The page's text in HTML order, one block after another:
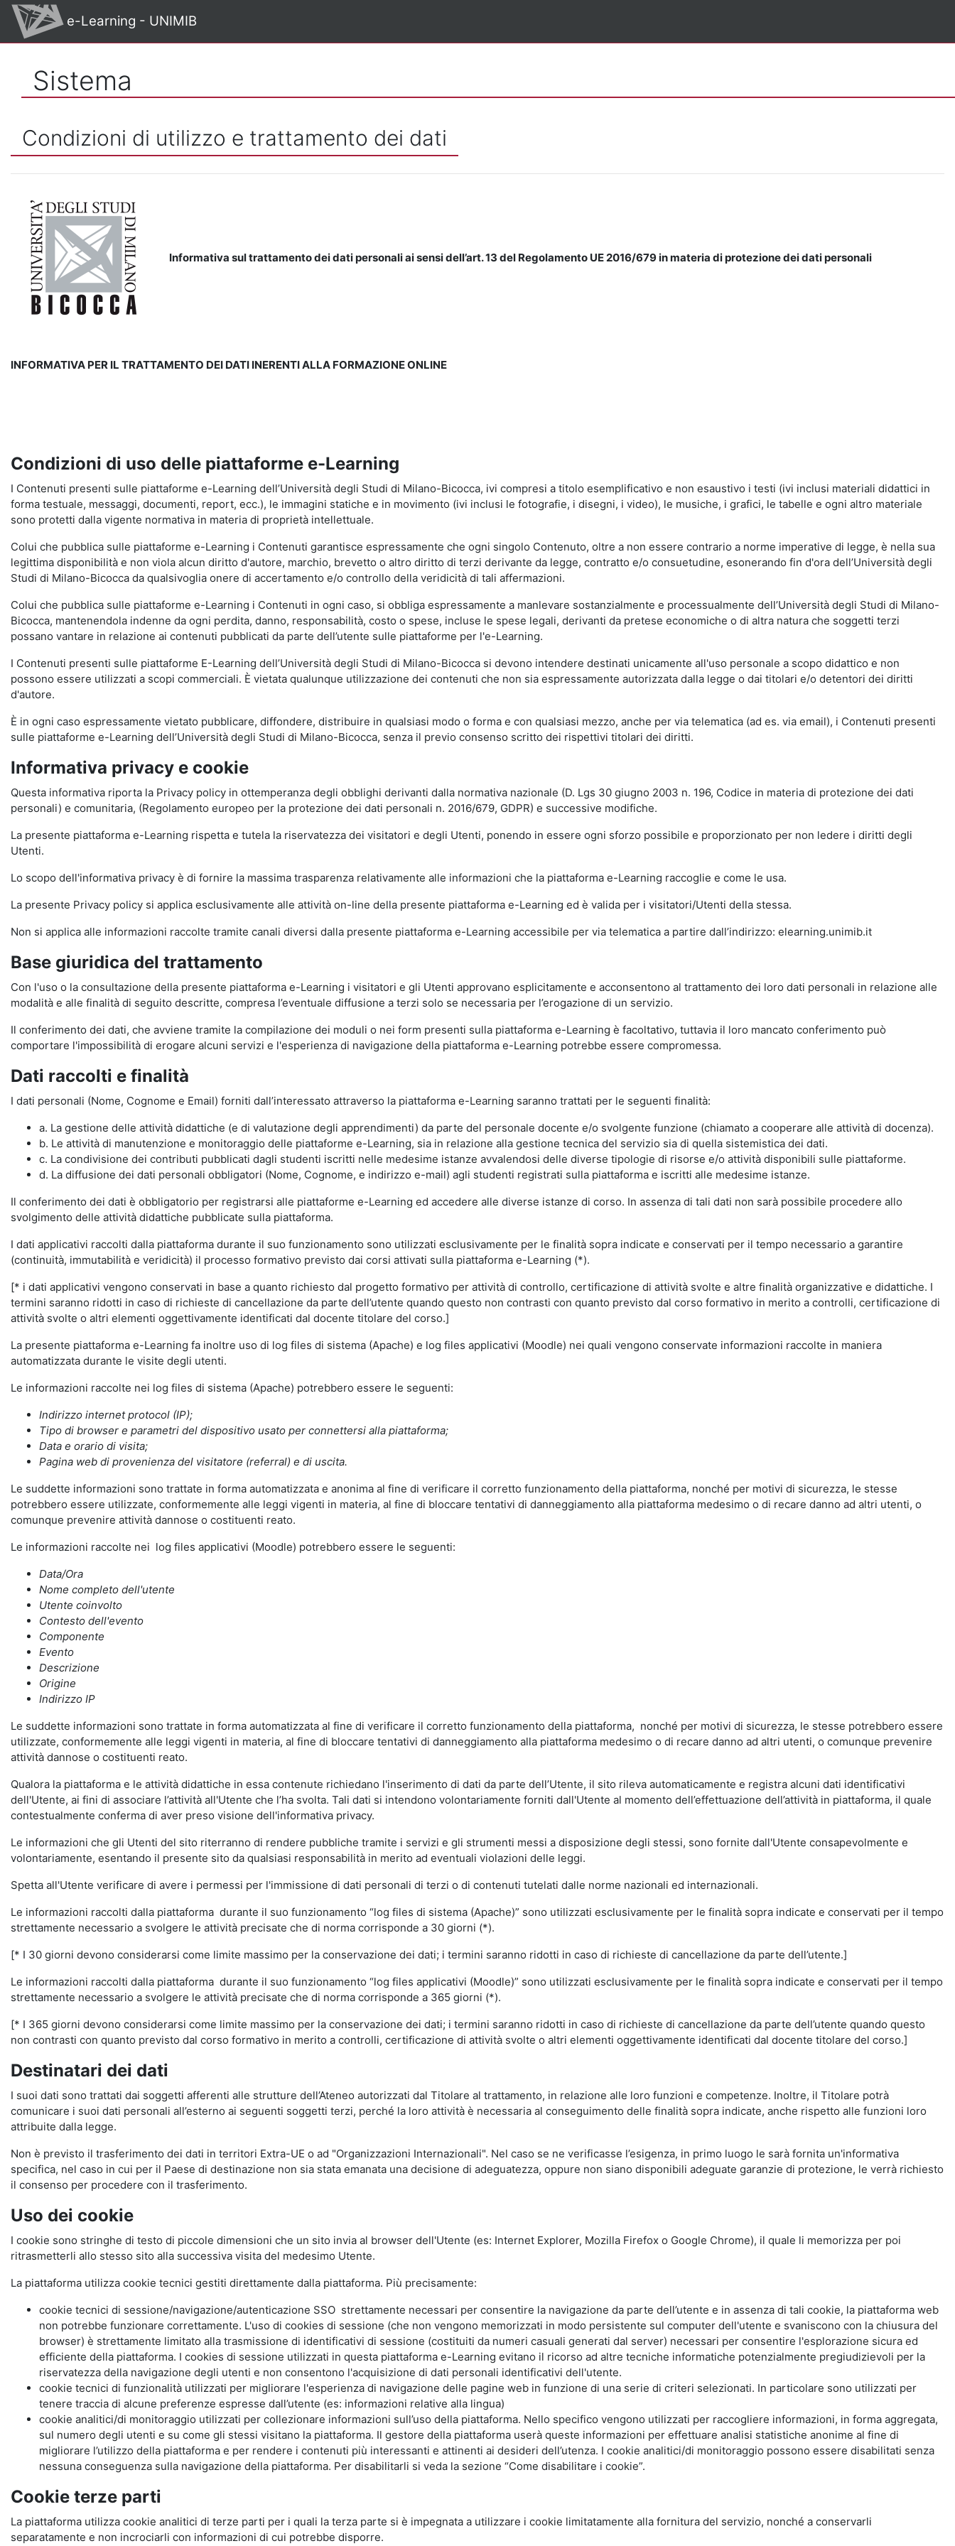
Vai al contenuto principale
e-Learning - UNIMIB
Sistema
Condizioni di utilizzo e trattamento dei dati
Informativa sul trattamento dei dati personali ai sensi dell’art. 13 del Regolamento UE 2016/679 in materia di protezione dei dati personali
INFORMATIVA PER IL TRATTAMENTO DEI DATI INERENTI ALLA FORMAZIONE ONLINE
Condizioni di uso delle piattaforme e-Learning
I Contenuti presenti sulle piattaforme e-Learning dell’Università degli Studi di Milano-Bicocca, ivi compresi a titolo esemplificativo e non esaustivo i testi (ivi inclusi materiali didattici in
forma testuale, messaggi, documenti, report, ecc.), le immagini statiche e in movimento (ivi inclusi le fotografie, i disegni, i video), le musiche, i grafici, le tabelle e ogni altro materiale
sono protetti dalla vigente normativa in materia di proprietà intellettuale.
Colui che pubblica sulle piattaforme e-Learning i Contenuti garantisce espressamente che ogni singolo Contenuto, oltre a non essere contrario a norme imperative di legge, è nella sua
legittima disponibilità e non viola alcun diritto d'autore, marchio, brevetto o altro diritto di terzi derivante da legge, contratto e/o consuetudine, esonerando fin d'ora dell’Università degli
Studi di Milano-Bicocca da qualsivoglia onere di accertamento e/o controllo della veridicità di tali affermazioni.
Colui che pubblica sulle piattaforme e-Learning i Contenuti in ogni caso, si obbliga espressamente a manlevare sostanzialmente e processualmente dell’Università degli Studi di Milano-
Bicocca, mantenendola indenne da ogni perdita, danno, responsabilità, costo o spese, incluse le spese legali, derivanti da pretese economiche o di altra natura che soggetti terzi
possano vantare in relazione ai contenuti pubblicati da parte dell’utente sulle piattaforme per l'e-Learning.
I Contenuti presenti sulle piattaforme E-Learning dell’Università degli Studi di Milano-Bicocca si devono intendere destinati unicamente all'uso personale a scopo didattico e non
possono essere utilizzati a scopi commerciali. È vietata qualunque utilizzazione dei contenuti che non sia espressamente autorizzata dalla legge o dai titolari e/o detentori dei diritti
d'autore.
È in ogni caso espressamente vietato pubblicare, diffondere, distribuire in qualsiasi modo o forma e con qualsiasi mezzo, anche per via telematica (ad es. via email), i Contenuti presenti
sulle piattaforme e-Learning dell’Università degli Studi di Milano-Bicocca, senza il previo consenso scritto dei rispettivi titolari dei diritti.
Informativa privacy e cookie
Questa informativa riporta la Privacy policy in ottemperanza degli obblighi derivanti dalla normativa nazionale (D. Lgs 30 giugno 2003 n. 196, Codice in materia di protezione dei dati
personali) e comunitaria, (Regolamento europeo per la protezione dei dati personali n. 2016/679, GDPR) e successive modifiche.
La presente piattaforma e-Learning rispetta e tutela la riservatezza dei visitatori e degli Utenti, ponendo in essere ogni sforzo possibile e proporzionato per non ledere i diritti degli
Utenti.
Lo scopo dell'informativa privacy è di fornire la massima trasparenza relativamente alle informazioni che la piattaforma e-Learning raccoglie e come le usa.
La presente Privacy policy si applica esclusivamente alle attività on-line della presente piattaforma e-Learning ed è valida per i visitatori/Utenti della stessa.
Non si applica alle informazioni raccolte tramite canali diversi dalla presente piattaforma e-Learning accessibile per via telematica a partire dall’indirizzo: elearning.unimib.it
Base giuridica del trattamento
Con l'uso o la consultazione della presente piattaforma e-Learning i visitatori e gli Utenti approvano esplicitamente e acconsentono al trattamento dei loro dati personali in relazione alle
modalità e alle finalità di seguito descritte, compresa l’eventuale diffusione a terzi solo se necessaria per l’erogazione di un servizio.
Il conferimento dei dati, che avviene tramite la compilazione dei moduli o nei form presenti sulla piattaforma e-Learning è facoltativo, tuttavia il loro mancato conferimento può
comportare l'impossibilità di erogare alcuni servizi e l'esperienza di navigazione della piattaforma e-Learning potrebbe essere compromessa.
Dati raccolti e finalità
I dati personali (Nome, Cognome e Email) forniti dall’interessato attraverso la piattaforma e-Learning saranno trattati per le seguenti finalità:
a. La gestione delle attività didattiche (e di valutazione degli apprendimenti) da parte del personale docente e/o svolgente funzione (chiamato a cooperare alle attività di docenza).
b. Le attività di manutenzione e monitoraggio delle piattaforme e-Learning, sia in relazione alla gestione tecnica del servizio sia di quella sistemistica dei dati.
c. La condivisione dei contributi pubblicati dagli studenti iscritti nelle medesime istanze avvalendosi delle diverse tipologie di risorse e/o attività disponibili sulle piattaforme.
d. La diffusione dei dati personali obbligatori (Nome, Cognome, e indirizzo e-mail) agli studenti registrati sulla piattaforma e iscritti alle medesime istanze.
Il conferimento dei dati è obbligatorio per registrarsi alle piattaforme e-Learning ed accedere alle diverse istanze di corso. In assenza di tali dati non sarà possibile procedere allo
svolgimento delle attività didattiche pubblicate sulla piattaforma.
I dati applicativi raccolti dalla piattaforma durante il suo funzionamento sono utilizzati esclusivamente per le finalità sopra indicate e conservati per il tempo necessario a garantire
(continuità, immutabilità e veridicità) il processo formativo previsto dai corsi attivati sulla piattaforma e-Learning (*).
[* i dati applicativi vengono conservati in base a quanto richiesto dal progetto formativo per attività di controllo, certificazione di attività svolte e altre finalità organizzative e didattiche. I
termini saranno ridotti in caso di richieste di cancellazione da parte dell’utente quando questo non contrasti con quanto previsto dal corso formativo in merito a controlli, certificazione di
attività svolte o altri elementi oggettivamente identificati dal docente titolare del corso.]
La presente piattaforma e-Learning fa inoltre uso di log files di sistema (Apache) e log files applicativi (Moodle) nei quali vengono conservate informazioni raccolte in maniera
automatizzata durante le visite degli utenti.
Le informazioni raccolte nei log files di sistema (Apache) potrebbero essere le seguenti:
Indirizzo internet protocol (IP);
Tipo di browser e parametri del dispositivo usato per connettersi alla piattaforma;
Data e orario di visita;
Pagina web di provenienza del visitatore (referral) e di uscita.
Le suddette informazioni sono trattate in forma automatizzata e anonima al fine di verificare il corretto funzionamento della piattaforma, nonché per motivi di sicurezza, le stesse
potrebbero essere utilizzate, conformemente alle leggi vigenti in materia, al fine di bloccare tentativi di danneggiamento alla piattaforma medesimo o di recare danno ad altri utenti, o
comunque prevenire attività dannose o costituenti reato.
Le informazioni raccolte nei log files applicativi (Moodle) potrebbero essere le seguenti:
Data/Ora
Nome completo dell'utente
Utente coinvolto
Contesto dell'evento
Componente
Evento
Descrizione
Origine
Indirizzo IP
Le suddette informazioni sono trattate in forma automatizzata al fine di verificare il corretto funzionamento della piattaforma, nonché per motivi di sicurezza, le stesse potrebbero essere
utilizzate, conformemente alle leggi vigenti in materia, al fine di bloccare tentativi di danneggiamento alla piattaforma medesimo o di recare danno ad altri utenti, o comunque prevenire
attività dannose o costituenti reato.
Qualora la piattaforma e le attività didattiche in essa contenute richiedano l'inserimento di dati da parte dell’Utente, il sito rileva automaticamente e registra alcuni dati identificativi
dell'Utente, ai fini di associare l’attività all'Utente che l’ha svolta. Tali dati si intendono volontariamente forniti dall'Utente al momento dell’effettuazione dell’attività in piattaforma, il quale
contestualmente conferma di aver preso visione dell'informativa privacy.
Le informazioni che gli Utenti del sito riterranno di rendere pubbliche tramite i servizi e gli strumenti messi a disposizione degli stessi, sono fornite dall'Utente consapevolmente e
volontariamente, esentando il presente sito da qualsiasi responsabilità in merito ad eventuali violazioni delle leggi.
Spetta all'Utente verificare di avere i permessi per l'immissione di dati personali di terzi o di contenuti tutelati dalle norme nazionali ed internazionali.
Le informazioni raccolti dalla piattaforma durante il suo funzionamento “log files di sistema (Apache)” sono utilizzati esclusivamente per le finalità sopra indicate e conservati per il tempo
strettamente necessario a svolgere le attività precisate che di norma corrisponde a 30 giorni (*).
[* I 30 giorni devono considerarsi come limite massimo per la conservazione dei dati; i termini saranno ridotti in caso di richieste di cancellazione da parte dell’utente.]
Le informazioni raccolti dalla piattaforma durante il suo funzionamento “log files applicativi (Moodle)” sono utilizzati esclusivamente per le finalità sopra indicate e conservati per il tempo
strettamente necessario a svolgere le attività precisate che di norma corrisponde a 365 giorni (*).
[* I 365 giorni devono considerarsi come limite massimo per la conservazione dei dati; i termini saranno ridotti in caso di richieste di cancellazione da parte dell’utente quando questo
non contrasti con quanto previsto dal corso formativo in merito a controlli, certificazione di attività svolte o altri elementi oggettivamente identificati dal docente titolare del corso.]
Destinatari dei dati
I suoi dati sono trattati dai soggetti afferenti alle strutture dell’Ateneo autorizzati dal Titolare al trattamento, in relazione alle loro funzioni e competenze. Inoltre, il Titolare potrà
comunicare i suoi dati personali all’esterno ai seguenti soggetti terzi, perché la loro attività è necessaria al conseguimento delle finalità sopra indicate, anche rispetto alle funzioni loro
attribuite dalla legge.
Non è previsto il trasferimento dei dati in territori Extra-UE o ad "Organizzazioni Internazionali". Nel caso se ne verificasse l’esigenza, in primo luogo le sarà fornita un'informativa
specifica, nel caso in cui per il Paese di destinazione non sia stata emanata una decisione di adeguatezza, oppure non siano disponibili adeguate garanzie di protezione, le verrà richiesto
il consenso per procedere con il trasferimento.
Uso dei cookie
I cookie sono stringhe di testo di piccole dimensioni che un sito invia al browser dell'Utente (es: Internet Explorer, Mozilla Firefox o Google Chrome), il quale li memorizza per poi
ritrasmetterli allo stesso sito alla successiva visita del medesimo Utente.
La piattaforma utilizza cookie tecnici gestiti direttamente dalla piattaforma. Più precisamente:
cookie tecnici di sessione/navigazione/autenticazione SSO strettamente necessari per consentire la navigazione da parte dell’utente e in assenza di tali cookie, la piattaforma web
non potrebbe funzionare correttamente. L'uso di cookies di sessione (che non vengono memorizzati in modo persistente sul computer dell'utente e svaniscono con la chiusura del
browser) è strettamente limitato alla trasmissione di identificativi di sessione (costituiti da numeri casuali generati dal server) necessari per consentire l'esplorazione sicura ed
efficiente della piattaforma. I cookies di sessione utilizzati in questa piattaforma e-Learning evitano il ricorso ad altre tecniche informatiche potenzialmente pregiudizievoli per la
riservatezza della navigazione degli utenti e non consentono l'acquisizione di dati personali identificativi dell'utente.
cookie tecnici di funzionalità utilizzati per migliorare l'esperienza di navigazione delle pagine web in funzione di una serie di criteri selezionati. In particolare sono utilizzati per
tenere traccia di alcune preferenze espresse dall’utente (es: informazioni relative alla lingua)
cookie analitici/di monitoraggio utilizzati per collezionare informazioni sull’uso della piattaforma. Nello specifico vengono utilizzati per raccogliere informazioni, in forma aggregata,
sul numero degli utenti e su come gli stessi visitano la piattaforma. Il gestore della piattaforma userà queste informazioni per effettuare analisi statistiche anonime al fine di
migliorare l’utilizzo della piattaforma e per rendere i contenuti più interessanti e attinenti ai desideri dell’utenza. I cookie analitici/di monitoraggio possono essere disabilitati senza
nessuna conseguenza sulla navigazione della piattaforma. Per disabilitarli si veda la sezione “Come disabilitare i cookie”.
Cookie terze parti
La piattaforma utilizza cookie analitici di terze parti per i quali la terza parte si è impegnata a utilizzare i cookie limitatamente alla fornitura del servizio, nonché a conservarli
separatamente e non incrociarli con informazioni di cui potrebbe disporre.